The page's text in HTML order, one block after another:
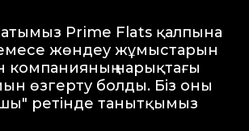
Prime Flats қалпына
жөндеу жұмыстарын
компанияның нарықтағы
өзгерту болды. Біз оны
ретінде танытқымыз